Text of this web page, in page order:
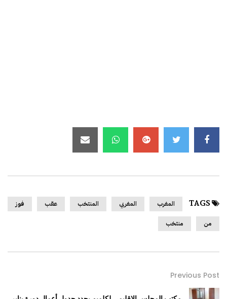
TAGS المغرب المغربي المنتخب عقب فوز
من منتخب
Previous Post